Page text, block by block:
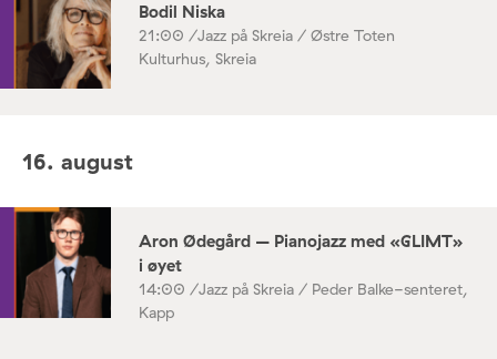
Bodil Niska
21:00 /Jazz på Skreia / Østre Toten
Kulturhus, Skreia
16. august
Aron Ødegård – Pianojazz med «GLIMT»
i øyet
14:00 /Jazz på Skreia / Peder Balke-senteret,
Kapp